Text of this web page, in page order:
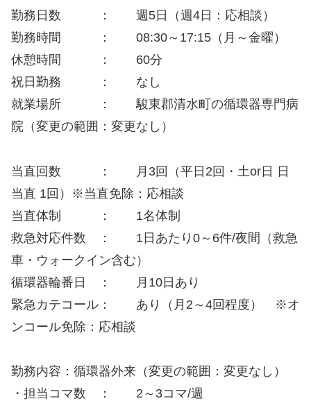
勤務日数 ： 週5日（週4日：応相談）
勤務時間 ： 08:30～17:15（月～金曜）
休憩時間 ： 60分
祝日勤務 ： なし
就業場所 ： 駿東郡清水町の循環器専門病
院（変更の範囲：変更なし）
当直回数 ： 月3回（平日2回・土or日 日
当直 1回）※当直免除：応相談
当直体制 ： 1名体制
救急対応件数 ： 1日あたり0～6件/夜間（救急
車・ウォークイン含む）
循環器輪番日 ： 月10日あり
緊急カテコール： あり（月2～4回程度） ※オ
ンコール免除：応相談
勤務内容：循環器外来（変更の範囲：変更なし）
・担当コマ数 ： 2～3コマ/週